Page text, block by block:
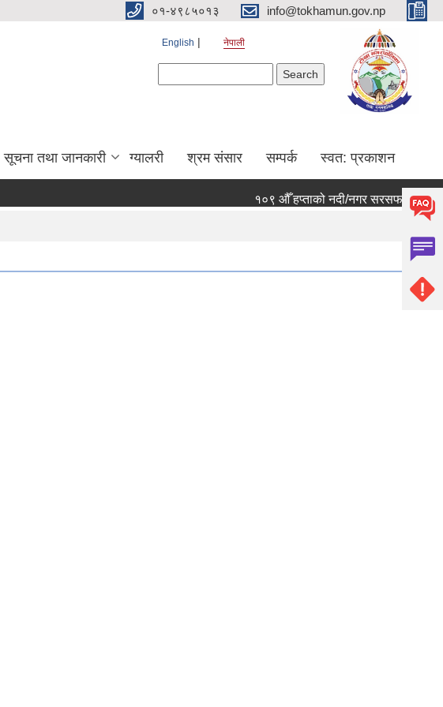
०१-४९८५०१३ info@tokhamun.gov.np
English नेपाली
सूचना तथा जानकारी ग्यालरी श्रम संसार सम्पर्क स्वत: प्रकाशन
१०९ औँ हप्ताको नदी/नगर सरसफाई